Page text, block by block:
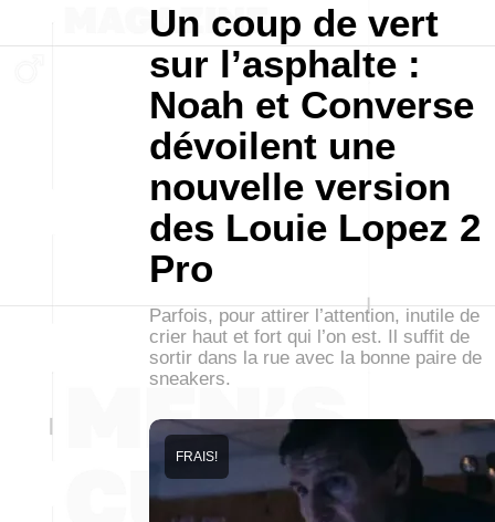
Un coup de vert
sur l’asphalte :
Noah et Converse
dévoilent une
nouvelle version
des Louie Lopez 2
Pro
Parfois, pour attirer l’attention, inutile de
crier haut et fort qui l’on est. Il suffit de
sortir dans la rue avec la bonne paire de
sneakers.
FRAIS!